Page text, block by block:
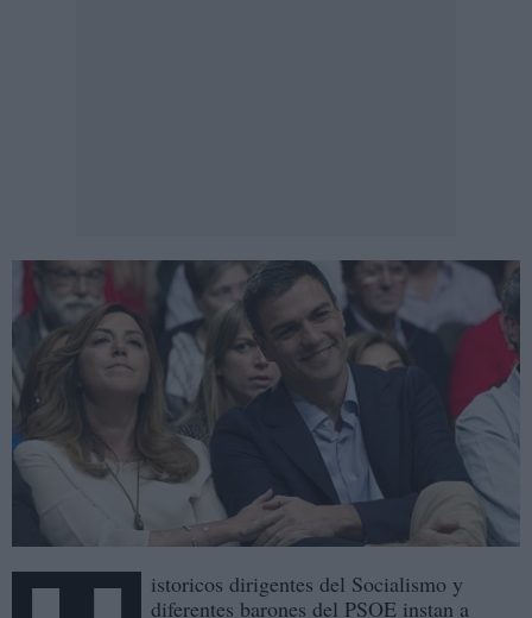
istoricos dirigentes del Socialismo y
diferentes barones del PSOE instan a